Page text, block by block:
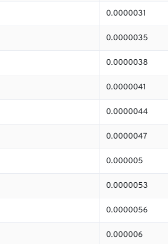
0.0000031
0.0000035
0.0000038
0.0000041
0.0000044
0.0000047
0.000005
0.0000053
0.0000056
0.000006